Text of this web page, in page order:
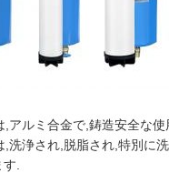
アルミ合金で, 鋳造安全な使
洗浄され,脱脂され,特別に
.